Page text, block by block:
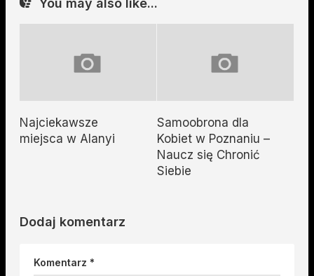
You may also like...
Najciekawsze
miejsca w Alanyi
Samoobrona dla
Kobiet w Poznaniu –
Naucz się Chronić
Siebie
Dodaj komentarz
Komentarz *